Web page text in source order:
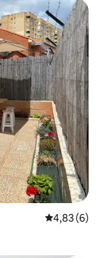
Średnia
4,83 (6)